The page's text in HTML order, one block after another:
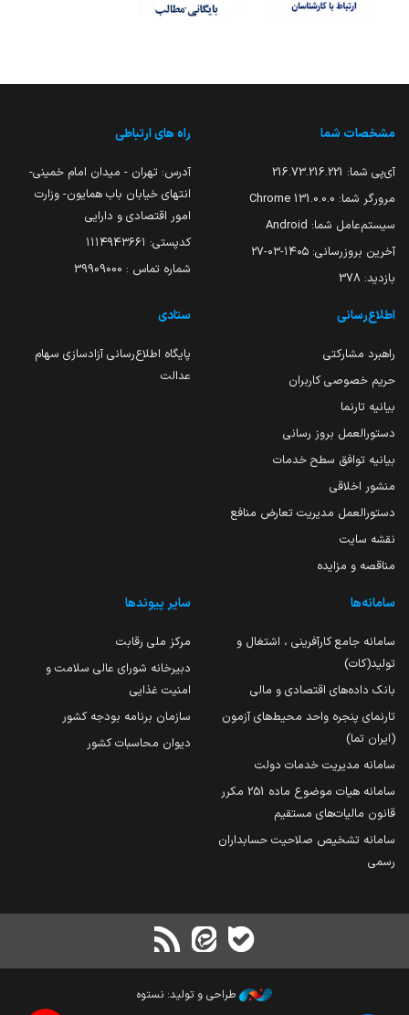
مشخصات شما
آی‌پی شما: 216.73.216.221
مرورگر شما: 131.0.0.0 Chrome
سیستم‌عامل شما: Android
آخرین بروزرسانی: ۱۴۰۵-۰۳-۲۷
بازدید: 378
راه های ارتباطی
آدرس: تهران - میدان امام خمینی-
انتهای خیابان باب همایون- وزارت
امور اقتصادی و دارایی
کدپستی: ۱۱۱۴۹۴۳۶۶۱
شماره تماس : 39909000
اطلاع‌رسانی
راهبرد مشارکتی
حریم خصوصی کاربران
بیانیه تارنما
دستورالعمل بروز رسانی
بیانیه توافق سطح خدمات
منشور اخلاقی
دستورالعمل مدیریت تعارض منافع
نقشه سایت
مناقصه و مزایده
ستادی
پایگاه اطلاع‌رسانی آزادسازی سهام
عدالت
سامانه‌ها
سامانه جامع کارآفرینی ، اشتغال و
تولید(کات)
بانک داده‌های اقتصادی و مالی
تارنمای پنجره واحد محیط‌های آزمون
(ایران تما)
سامانه مدیریت خدمات دولت
سامانه هیات موضوع ماده 251 مکرر
قانون مالیات‌های مستقیم
سامانه تشخیص صلاحیت حسابداران
رسمی
سایر پیوندها
مرکز ملی رقابت
دبیرخانه شورای عالی سلامت و
امنیت غذایی
سازمان برنامه بودجه کشور
دیوان محاسبات کشور
طراحی و تولید: نستوه